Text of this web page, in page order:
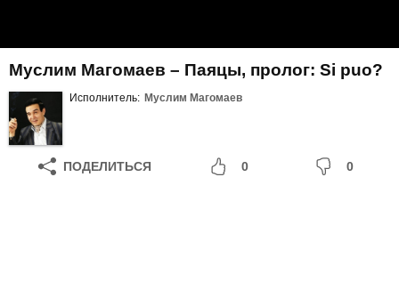
Муслим Магомаев – Паяцы, пролог: Si puo?
Исполнитель: Муслим Магомаев
ПОДЕЛИТЬСЯ 0 0